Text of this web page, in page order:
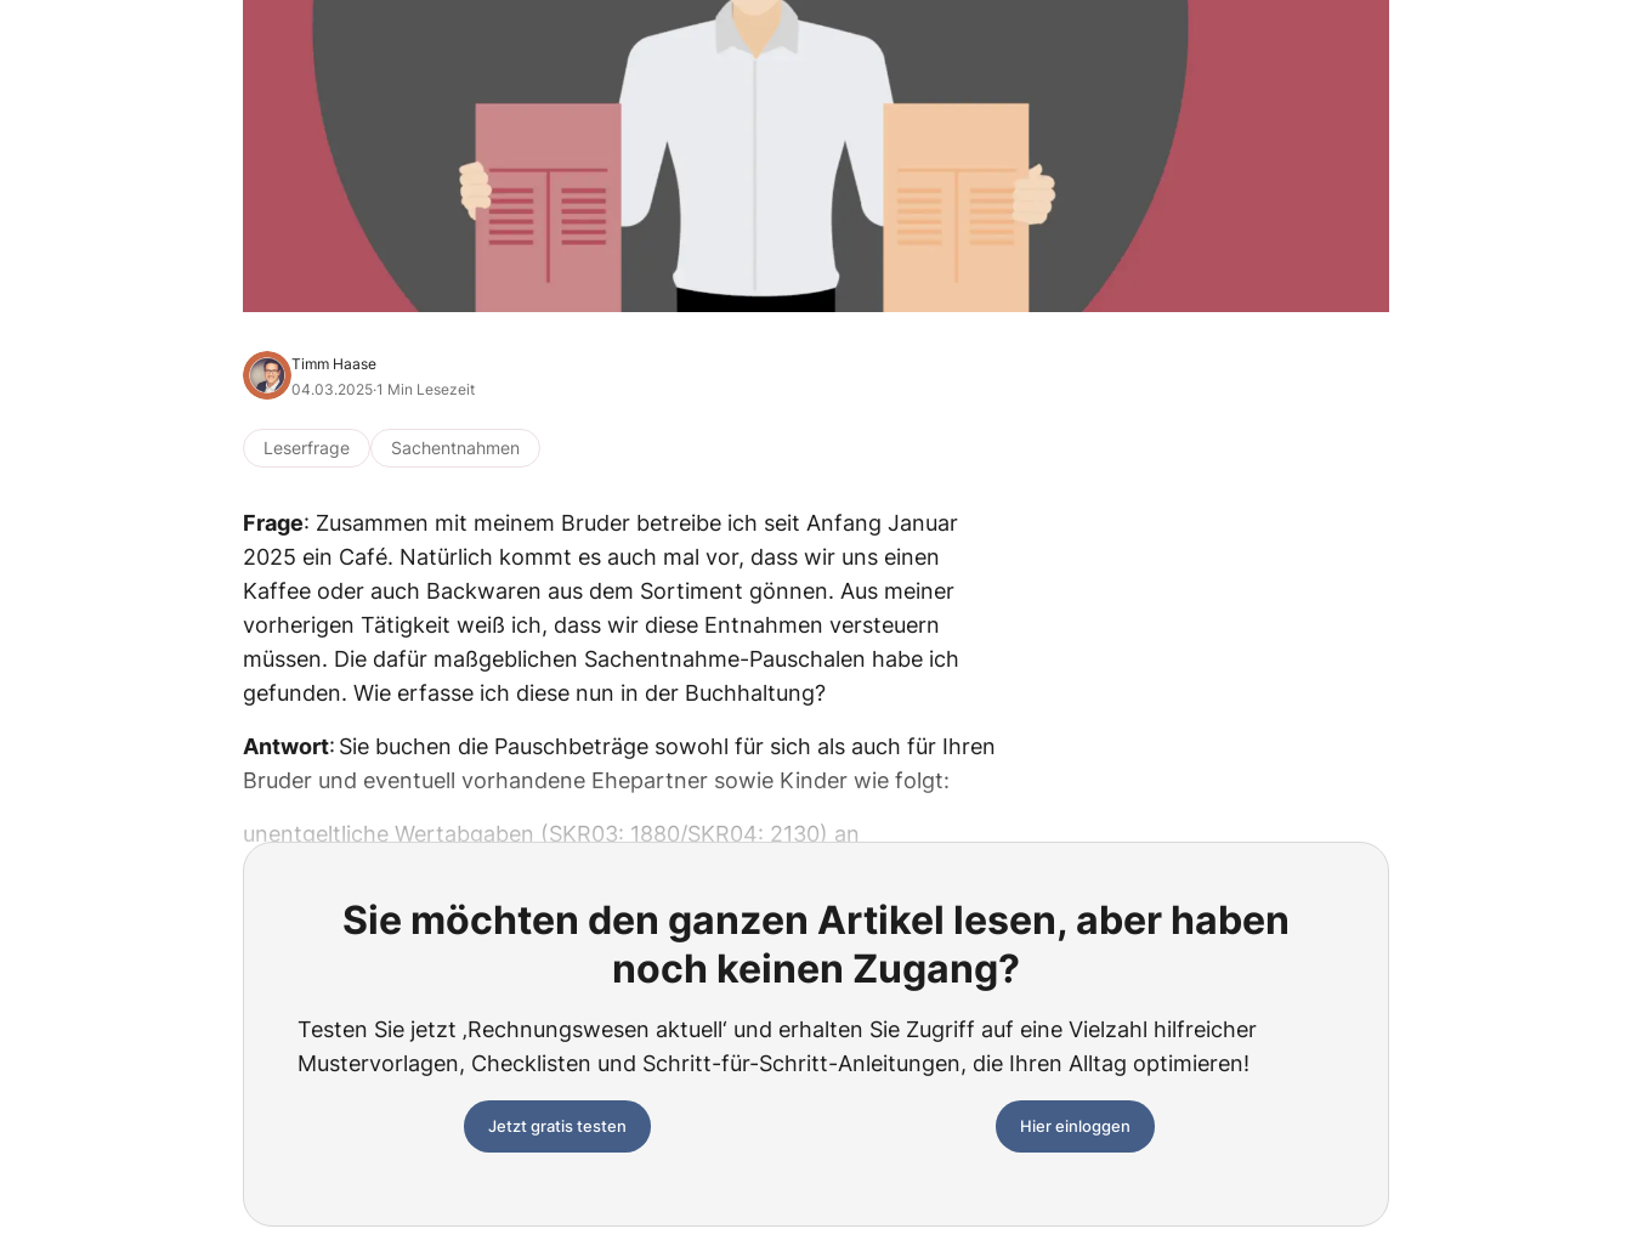
Timm Haase
04.03.2025·1 Min Lesezeit
Leserfrage Sachentnahmen
Frage: Zusammen mit meinem Bruder betreibe ich seit Anfang Januar
2025 ein Café. Natürlich kommt es auch mal vor, dass wir uns einen
Kaffee oder auch Backwaren aus dem Sortiment gönnen. Aus meiner
vorherigen Tätigkeit weiß ich, dass wir diese Entnahmen versteuern
müssen. Die dafür maßgeblichen Sachentnahme-Pauschalen habe ich
gefunden. Wie erfasse ich diese nun in der Buchhaltung?
Antwort: Sie buchen die Pauschbeträge sowohl für sich als auch für Ihren
Bruder und eventuell vorhandene Ehepartner sowie Kinder wie folgt:
unentgeltliche Wertabgaben (SKR03: 1880/SKR04: 2130) an
Sie möchten den ganzen Artikel lesen, aber haben
noch keinen Zugang?
Testen Sie jetzt ‚Rechnungswesen aktuell‘ und erhalten Sie Zugriff auf eine Vielzahl hilfreicher
Mustervorlagen, Checklisten und Schritt-für-Schritt-Anleitungen, die Ihren Alltag optimieren!
Jetzt gratis testen Hier einloggen